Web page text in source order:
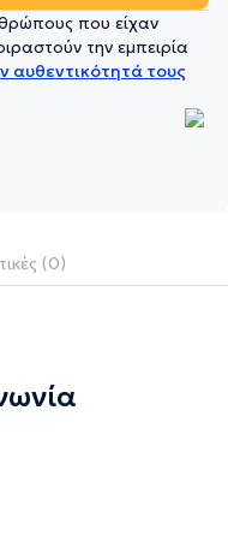
που είχαν
την εμπειρία
αυθεντικότητά τους
(0)